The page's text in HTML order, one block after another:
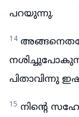
പറയുന്നു.
14
പിതാവിന്നു
15 നിന്റെ